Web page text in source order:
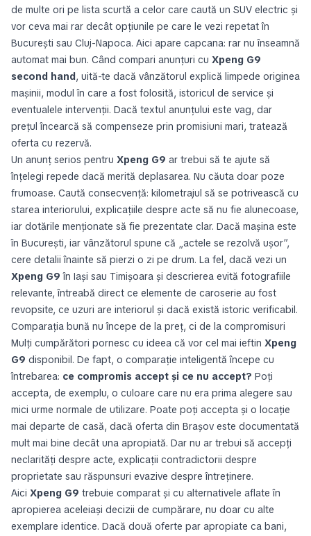
de multe ori pe lista scurtă a celor care caută un SUV electric și
vor ceva mai rar decât opțiunile pe care le vezi repetat în
București sau Cluj-Napoca. Aici apare capcana: rar nu înseamnă
automat mai bun. Când compari anunțuri cu Xpeng G9
second hand, uită-te dacă vânzătorul explică limpede originea
mașinii, modul în care a fost folosită, istoricul de service și
eventualele intervenții. Dacă textul anunțului este vag, dar
prețul încearcă să compenseze prin promisiuni mari, tratează
oferta cu rezervă.
Un anunț serios pentru Xpeng G9 ar trebui să te ajute să
înțelegi repede dacă merită deplasarea. Nu căuta doar poze
frumoase. Caută consecvență: kilometrajul să se potrivească cu
starea interiorului, explicațiile despre acte să nu fie alunecoase,
iar dotările menționate să fie prezentate clar. Dacă mașina este
în București, iar vânzătorul spune că „actele se rezolvă ușor”,
cere detalii înainte să pierzi o zi pe drum. La fel, dacă vezi un
Xpeng G9 în Iași sau Timișoara și descrierea evită fotografiile
relevante, întreabă direct ce elemente de caroserie au fost
revopsite, ce uzuri are interiorul și dacă există istoric verificabil.
Comparația bună nu începe de la preț, ci de la compromisuri
Mulți cumpărători pornesc cu ideea că vor cel mai ieftin Xpeng
G9 disponibil. De fapt, o comparație inteligentă începe cu
întrebarea: ce compromis accept și ce nu accept? Poți
accepta, de exemplu, o culoare care nu era prima alegere sau
mici urme normale de utilizare. Poate poți accepta și o locație
mai departe de casă, dacă oferta din Brașov este documentată
mult mai bine decât una apropiată. Dar nu ar trebui să accepți
neclarități despre acte, explicații contradictorii despre
proprietate sau răspunsuri evazive despre întreținere.
Aici Xpeng G9 trebuie comparat și cu alternativele aflate în
apropierea aceleiași decizii de cumpărare, nu doar cu alte
exemplare identice. Dacă două oferte par apropiate ca bani,